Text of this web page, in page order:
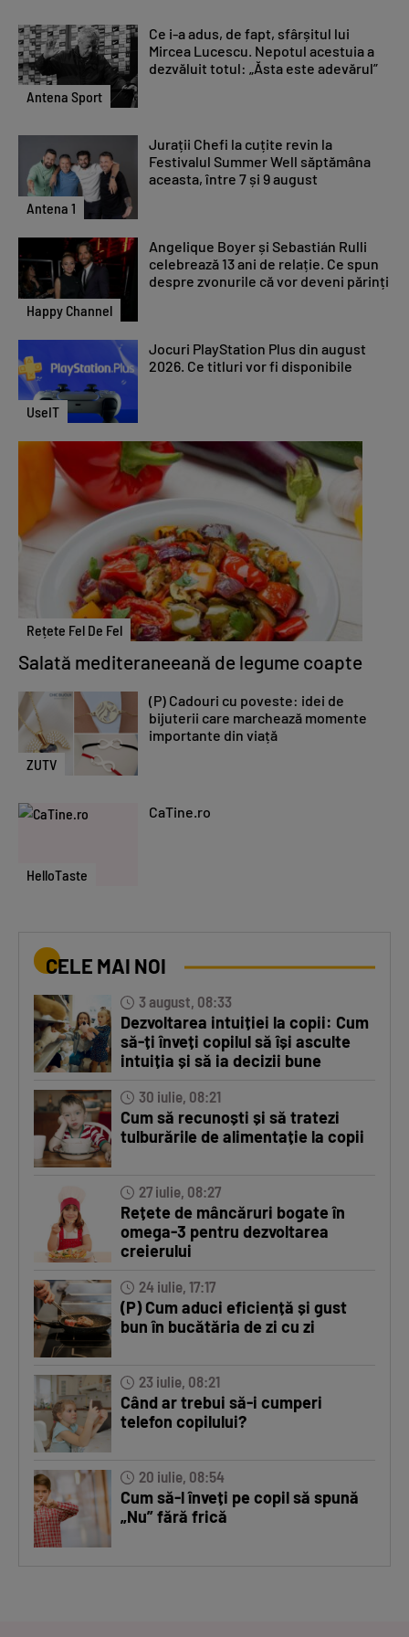
Antena Sport
Ce i-a adus, de fapt, sfârșitul lui
Mircea Lucescu. Nepotul acestuia a
dezvăluit totul: „Ăsta este adevărul”
Antena 1
Jurații Chefi la cuțite revin la
Festivalul Summer Well săptămâna
aceasta, între 7 și 9 august
Happy Channel
Angelique Boyer și Sebastián Rulli
celebrează 13 ani de relație. Ce spun
despre zvonurile că vor deveni părinți
UseIT
Jocuri PlayStation Plus din august
2026. Ce titluri vor fi disponibile
Rețete Fel De Fel
Salată mediteraneeană de legume coapte
ZUTV
(P) Cadouri cu poveste: idei de
bijuterii care marchează momente
importante din viață
HelloTaste
CaTine.ro
CELE MAI NOI
3 august, 08:33
Dezvoltarea intuiției la copii: Cum
să-ți înveți copilul să își asculte
intuiția și să ia decizii bune
30 iulie, 08:21
Cum să recunoști și să tratezi
tulburările de alimentație la copii
27 iulie, 08:27
Rețete de mâncăruri bogate în
omega-3 pentru dezvoltarea
creierului
24 iulie, 17:17
(P) Cum aduci eficiență și gust
bun în bucătăria de zi cu zi
23 iulie, 08:21
Când ar trebui să-i cumperi
telefon copilului?
20 iulie, 08:54
Cum să-l înveți pe copil să spună
„Nu” fără frică